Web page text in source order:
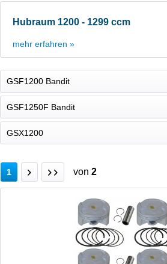
Hubraum 1200 - 1299 ccm
mehr erfahren »
GSF1200 Bandit
GSF1250F Bandit
GSX1200
1 von 2